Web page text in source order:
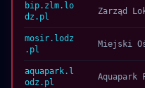
bip.zlm.lo
dz.pl
Zarząd
mosir.lodz
.pl
aquapark.l
odz.pl